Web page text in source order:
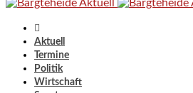
Aktuell
Termine
Politik
Wirtschaft